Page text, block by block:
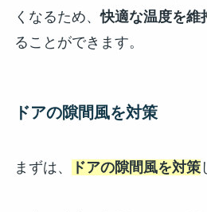
くなるため、快適な温度を維
ることができます。
ドアの隙間風を対策
まずは、 ドアの隙間風を対策